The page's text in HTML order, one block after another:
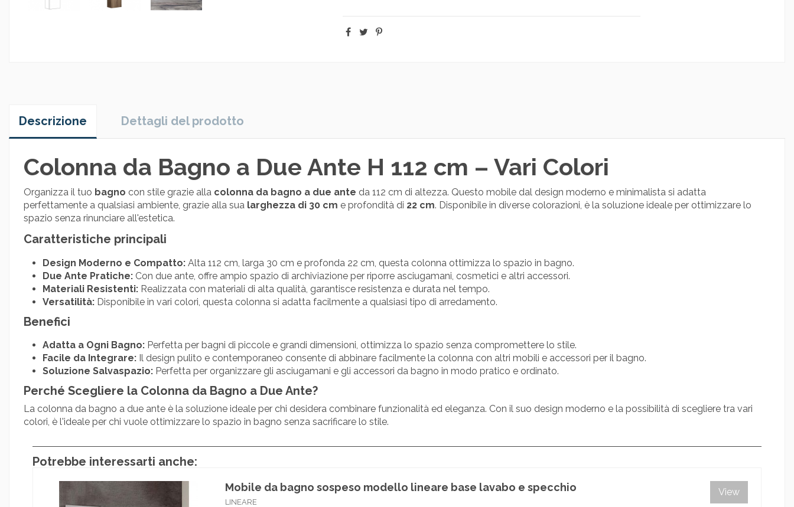
Descrizione Dettagli del prodotto
Colonna da Bagno a Due Ante H 112 cm – Vari Colori
Organizza il tuo bagno con stile grazie alla colonna da bagno a due ante da 112 cm di altezza. Questo mobile dal design moderno e minimalista si adatta
perfettamente a qualsiasi ambiente, grazie alla sua larghezza di 30 cm e profondità di 22 cm. Disponibile in diverse colorazioni, è la soluzione ideale per ottimizzare lo
spazio senza rinunciare all'estetica.
Caratteristiche principali
Design Moderno e Compatto: Alta 112 cm, larga 30 cm e profonda 22 cm, questa colonna ottimizza lo spazio in bagno.
Due Ante Pratiche: Con due ante, offre ampio spazio di archiviazione per riporre asciugamani, cosmetici e altri accessori.
Materiali Resistenti: Realizzata con materiali di alta qualità, garantisce resistenza e durata nel tempo.
Versatilità: Disponibile in vari colori, questa colonna si adatta facilmente a qualsiasi tipo di arredamento.
Benefici
Adatta a Ogni Bagno: Perfetta per bagni di piccole e grandi dimensioni, ottimizza lo spazio senza compromettere lo stile.
Facile da Integrare: Il design pulito e contemporaneo consente di abbinare facilmente la colonna con altri mobili e accessori per il bagno.
Soluzione Salvaspazio: Perfetta per organizzare gli asciugamani e gli accessori da bagno in modo pratico e ordinato.
Perché Scegliere la Colonna da Bagno a Due Ante?
La colonna da bagno a due ante è la soluzione ideale per chi desidera combinare funzionalità ed eleganza. Con il suo design moderno e la possibilità di scegliere tra vari
colori, è l'ideale per chi vuole ottimizzare lo spazio in bagno senza sacrificare lo stile.
Potrebbe interessarti anche:
Mobile da bagno sospeso modello lineare base lavabo e specchio
LINEARE
View